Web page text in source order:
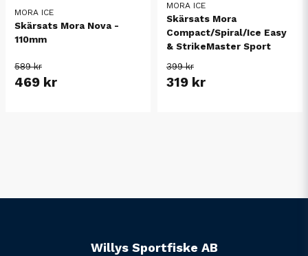
MORA ICE
Skärsats Mora Nova -
110mm
589 kr
469 kr
MORA ICE
Skärsats Mora
Compact/Spiral/Ice Easy
& StrikeMaster Sport
399 kr
319 kr
Willys Sportfiske AB